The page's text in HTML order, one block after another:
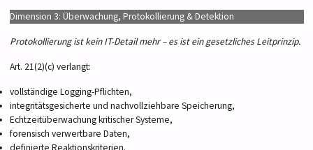
Dimension 3: Überwachung, Protokollierung & Detektion
Protokollierung ist kein IT-Detail mehr – es ist ein gesetzliches Leitprinzip.
Art. 21(2)(c) verlangt:
vollständige Logging-Pflichten,
integritätsgesicherte und nachvollziehbare Speicherung,
Echtzeitüberwachung kritischer Systeme,
forensisch verwertbare Daten,